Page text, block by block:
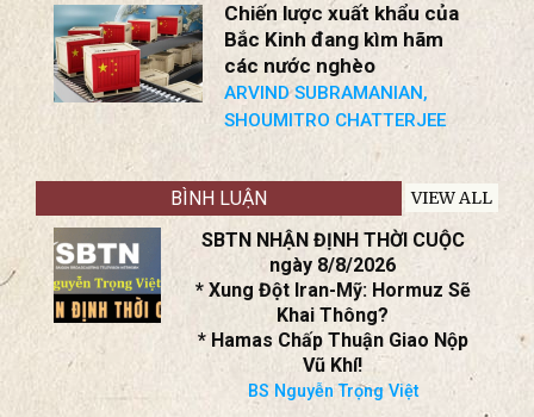
Chiến lược xuất khẩu của
Bắc Kinh đang kìm hãm
các nước nghèo
ARVIND SUBRAMANIAN,
SHOUMITRO CHATTERJEE
BÌNH LUẬN VIEW ALL
SBTN NHẬN ĐỊNH THỜI CUỘC
ngày 8/8/2026
* Xung Đột Iran-Mỹ: Hormuz Sẽ
Khai Thông?
* Hamas Chấp Thuận Giao Nộp
Vũ Khí!
BS Nguyễn Trọng Việt